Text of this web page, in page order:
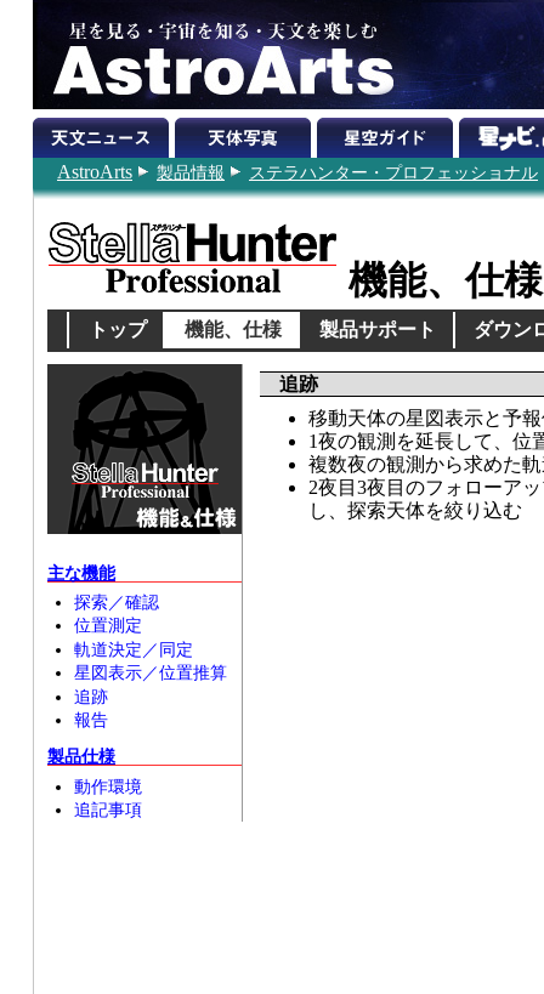
AstroArts 製品情報 ステラハンター・プロフェッショナル
機能、仕様
トップ 機能、仕様 製品サポート ダウン
主な機能
探索／確認
位置測定
軌道決定／同定
星図表示／位置推算
追跡
報告
製品仕様
動作環境
追記事項
追跡
移動天体の星図表示と予
1夜の観測を延長して、位
複数夜の観測から求めた
2夜目3夜目のフォローア
し、探索天体を絞り込む